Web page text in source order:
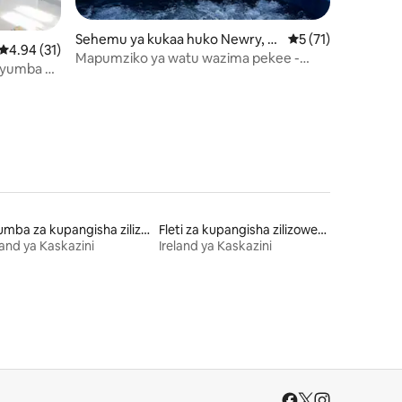
202 wa wastani wa 4.94 kati ya 5, tathmini 31
4.94 (31)
2
Sehemu ya kukaa huko Newry, M
ourne and Down
Ukadiriaji wa
5 (71)
Mapumziko ya watu wazima pekee -
Nyumba za kupangisha zilizo na sauna
ya Kaskazini
Fleti za kupangisha zilizowekewa huduma
Ireland ya Kaskazini